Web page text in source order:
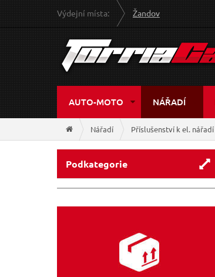
Výdejní místa: Žandov
AUTO-MOTO NÁŘADÍ
Nářadí Příslušenství k el. nářadí
Podkategorie